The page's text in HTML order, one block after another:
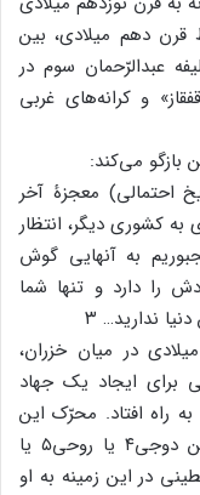
قرن دهم میلادی، بین
خلیفه عبدالرّحمان سوم در
و کرانه‌های غربی
بازگو می‌کند:
احتمالی) معجزۀ آخر
کشوری دیگر، انتظار
به آنهایی گوش
را دارد و تنها شما
ندارید… ۳
در میان خزران،
برای ایجاد یک جهاد
راه افتاد. محرّک این
جنبش یک یهودی خزری به نام سلیمان بن دوجی۴ یا روحی۵ یا
در این زمینه به او